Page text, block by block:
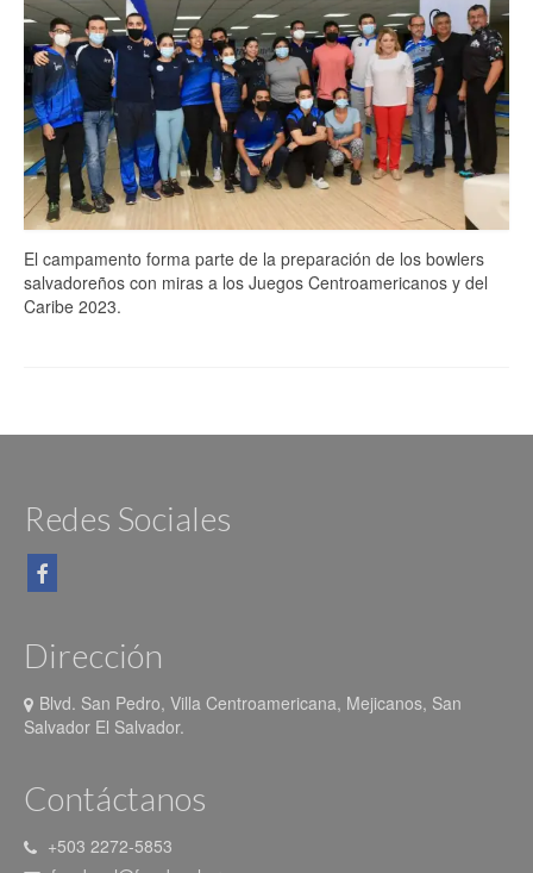
El campamento forma parte de la preparación de los bowlers
salvadoreños con miras a los Juegos Centroamericanos y del
Caribe 2023.
Redes Sociales
Dirección
Blvd. San Pedro, Villa Centroamericana, Mejicanos, San
Salvador El Salvador.
Contáctanos
+503 2272-5853